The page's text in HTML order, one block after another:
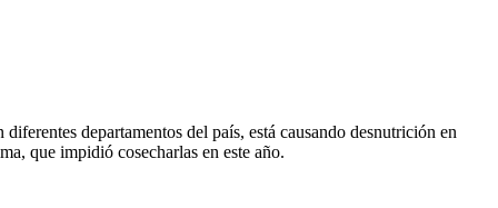
departamentos del país, está causando desnutrición en
que impidió cosecharlas en este año.